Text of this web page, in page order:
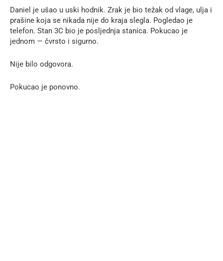
Daniel je ušao u uski hodnik. Zrak je bio težak od vlage, ulja i
prašine koja se nikada nije do kraja slegla. Pogledao je
telefon. Stan 3C bio je posljednja stanica. Pokucao je
jednom — čvrsto i sigurno.
Nije bilo odgovora.
Pokucao je ponovno.